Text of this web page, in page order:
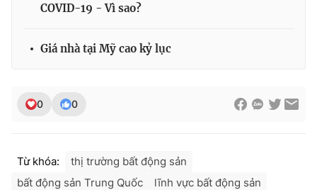
COVID-19 - Vì sao?
Giá nhà tại Mỹ cao kỷ lục
0 0
Từ khóa:
thị trường bất động sản
bất động sản Trung Quốc
lĩnh vực bất động sản